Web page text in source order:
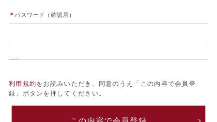
＊ パスワード（確認用）
利用規約 をお読みいただき、同意のうえ「この内容で会員登
録」ボタンを押してください。